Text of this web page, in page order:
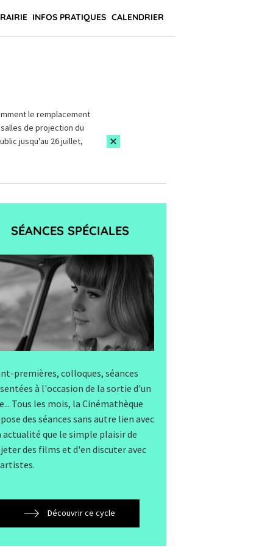
INFOS PRATIQUES CALENDRIER
le remplacement
de projection du
jusqu'au 26 juillet,
SÉANCES SPÉCIALES
premières, colloques, séances
à l'occasion de la sortie d'un
Tous les mois, la Cinémathèque
des séances sans autre lien avec
actualité que le simple plaisir de
des films et d'en discuter avec
Découvrir ce cycle